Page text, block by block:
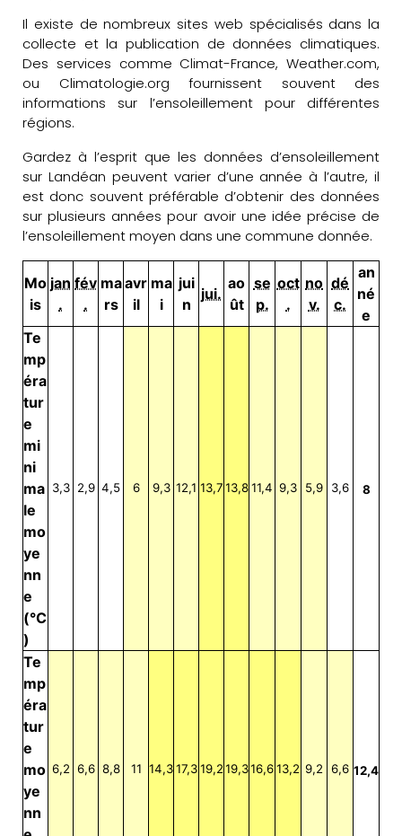
Il existe de nombreux sites web spécialisés dans la
collecte et la publication de données climatiques.
Des services comme Climat-France, Weather.com,
ou Climatologie.org fournissent souvent des
informations sur l’ensoleillement pour différentes
régions.
Gardez à l’esprit que les données d’ensoleillement
sur Landéan peuvent varier d’une année à l’autre, il
est donc souvent préférable d’obtenir des données
sur plusieurs années pour avoir une idée précise de
l’ensoleillement moyen dans une commune donnée.
Mo
is
jan
.
fév
.
ma
rs
avr
il
ma
i
jui
n
jui.
ao
ût
se
p.
oct
.
no
v.
dé
c.
an
né
e
Te
mp
éra
tur
e
mi
ni
ma
le
mo
ye
nn
e
(°C
)
3,3 2,9 4,5 6 9,3 12,1 13,713,8 11,4 9,3 5,9 3,6 8
Te
mp
éra
tur
e
mo
ye
nn
6,2 6,6 8,8 11 14,317,3 19,219,316,613,2 9,2 6,6 12,4